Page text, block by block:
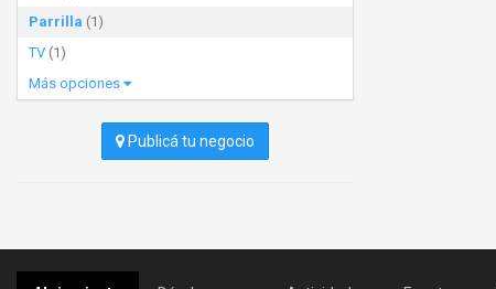
Parrilla (1)
TV (1)
Más opciones
Publicá tu negocio